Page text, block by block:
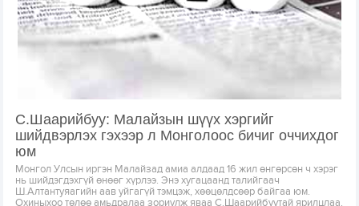
С.Шаарийбуу: Малайзын шүүх хэргийг
шийдвэрлэх гэхээр л Монголоос бичиг оччихдог
юм
Монгол Улсын иргэн Малайзад амиа алдаад 16 жил өнгөрсөн ч хэрэг
нь шийдэгдэхгүй өнөөг хүрлээ. Энэ хугацаанд талийгаач
Ш.Алтантуяагийн аав уйгагүй тэмцэж, хөөцөлдсөөр байгаа юм.
Охиныхоо төлөө амьдралаа зориулж яваа С.Шаарийбуутай ярилцлаа.